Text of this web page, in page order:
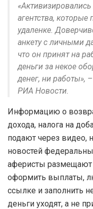
агентства, которые
удаленке.
анкету с личными
что он принят на
деньги за некое
денег, ни работы»,
РИА Новости.
Информацию о
дохода, налога на
подают через видео,
новостей
аферисты размещают
оформить выплаты,
ссылке и заполнить
деньги уходят, а не